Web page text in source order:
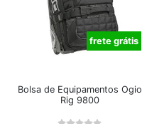
frete grátis
Bolsa de Equipamentos Ogio
Rig 9800